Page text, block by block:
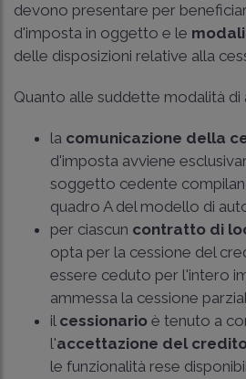
devono presentare per
d'imposta in oggetto e le
delle disposizioni relative alla
Quanto alle suddette modalità di
la comunicazione della
d'imposta avviene
soggetto cedente
quadro A del modello di
per ciascun contratto di
opta per la cessione del
essere ceduto per l'intero
ammessa la cessione
il cessionario è tenuto a
l'accettazione del
le funzionalità rese